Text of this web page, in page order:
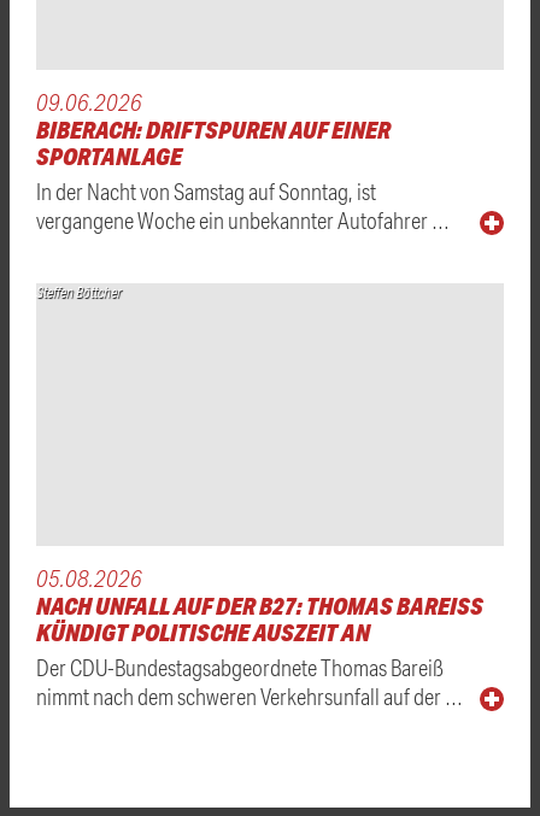
09.06.2026
BIBERACH: DRIFTSPUREN AUF EINER
SPORTANLAGE
In der Nacht von Samstag auf Sonntag, ist
vergangene Woche ein unbekannter Autofahrer …
Steffen Böttcher
05.08.2026
NACH UNFALL AUF DER B27: THOMAS BAREISS K
ÜNDIGT POLITISCHE AUSZEIT AN
Der CDU-Bundestagsabgeordnete Thomas Bareiß
nimmt nach dem schweren Verkehrsunfall auf der …